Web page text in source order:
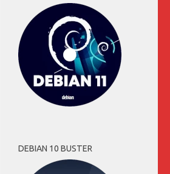
DEBIAN 10 BUSTER